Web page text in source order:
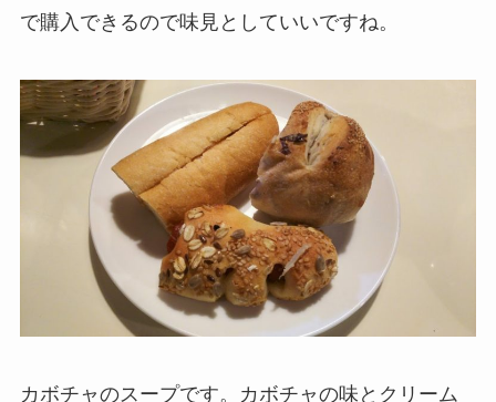
で購入できるので味見としていいですね。
カボチャのスープです。カボチャの味とクリーム